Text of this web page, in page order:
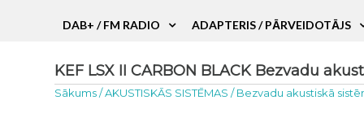
DAB+ / FM RADIO ADAPTERIS / PĀRVEIDOTĀJS
KEF LSX II CARBON BLACK Bezvadu
Sākums/AKUSTISKĀS SISTĒMAS /Bezvadu akustiskā